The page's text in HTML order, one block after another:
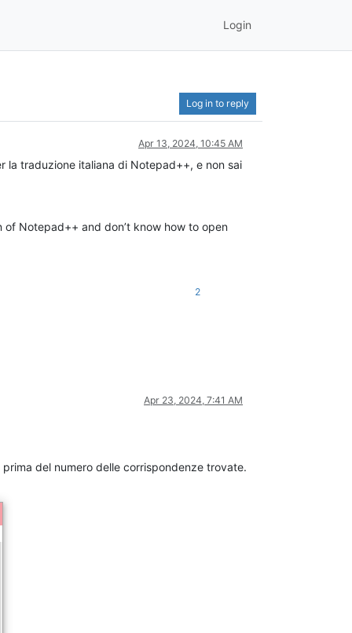
Login
Log in to reply
Apr 13, 2024, 10:45 AM
la traduzione italiana di Notepad++, e non sai
Notepad++ and don’t know how to open
2
Apr 23, 2024, 7:41 AM
del numero delle corrispondenze trovate.